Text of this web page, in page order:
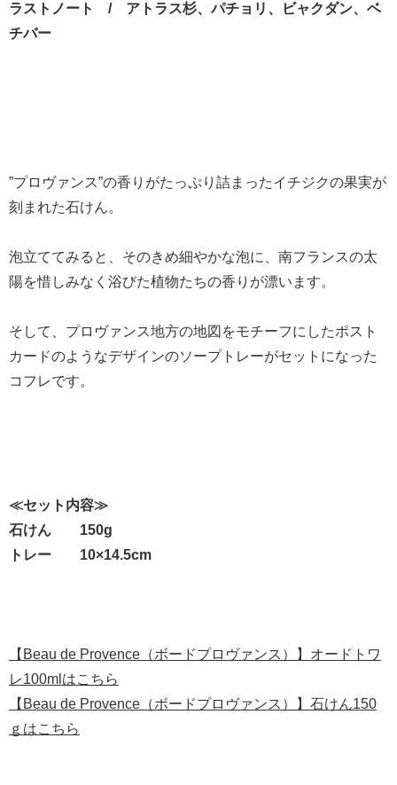
ラストノート / アトラス杉、パチョリ、ビャクダン、ベ
チバー
”プロヴァンス”の香りがたっぷり詰まったイチジクの果実が
刻まれた石けん。
泡立ててみると、そのきめ細やかな泡に、南フランスの太
陽を惜しみなく浴びた植物たちの香りが漂います。
そして、プロヴァンス地方の地図をモチーフにしたポスト
カードのようなデザインのソープトレーがセットになった
コフレです。
≪セット内容≫
石けん 150g
トレー 10×14.5cm
【Beau de Provence（ボードプロヴァンス）】オードトワ
レ100mlはこちら
【Beau de Provence（ボードプロヴァンス）】石けん150
ｇはこちら